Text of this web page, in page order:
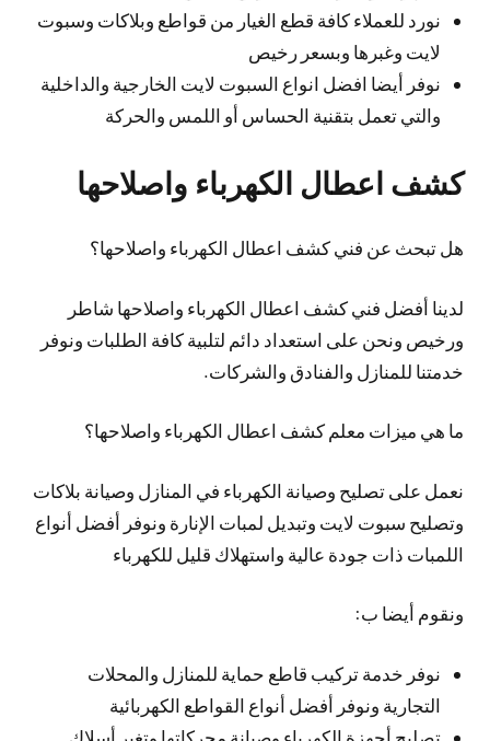
نورد للعملاء كافة قطع الغيار من قواطع وبلاكات وسبوت
لايت وغبرها وبسعر رخيص
نوفر أيضا افضل انواع السبوت لايت الخارجية والداخلية
والتي تعمل بتقنية الحساس أو اللمس والحركة
كشف اعطال الكهرباء واصلاحها
هل تبحث عن فني كشف اعطال الكهرباء واصلاحها؟
لدينا أفضل فني كشف اعطال الكهرباء واصلاحها شاطر
ورخيص ونحن على استعداد دائم لتلبية كافة الطلبات ونوفر
خدمتنا للمنازل والفنادق والشركات.
ما هي ميزات معلم كشف اعطال الكهرباء واصلاحها؟
نعمل على تصليح وصيانة الكهرباء في المنازل وصيانة بلاكات
وتصليح سبوت لايت وتبديل لمبات الإنارة ونوفر أفضل أنواع
اللمبات ذات جودة عالية واستهلاك قليل للكهرباء
ونقوم أيضا ب:
نوفر خدمة تركيب قاطع حماية للمنازل والمحلات
التجارية ونوفر أفضل أنواع القواطع الكهربائية
تصليح أجهزة الكهرباء وصيانة محركاتها وتغير أسلاك